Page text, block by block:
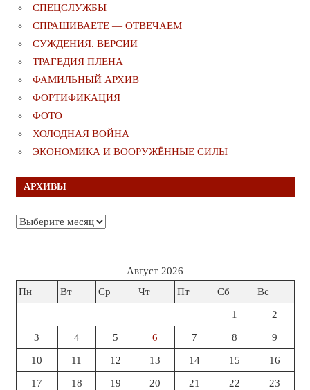
СПЕЦСЛУЖБЫ
СПРАШИВАЕТЕ — ОТВЕЧАЕМ
СУЖДЕНИЯ. ВЕРСИИ
ТРАГЕДИЯ ПЛЕНА
ФАМИЛЬНЫЙ АРХИВ
ФОРТИФИКАЦИЯ
ФОТО
ХОЛОДНАЯ ВОЙНА
ЭКОНОМИКА И ВООРУЖЁННЫЕ СИЛЫ
АРХИВЫ
Архивы
Август 2026
Пн
Вт Ср Чт Пт Сб Вс
1 2
3 4 5 6 7 8 9
10 11 12 13 14 15 16
17 18 19 20 21 22 23